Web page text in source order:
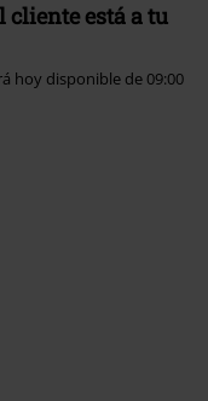
cliente está a tu
hoy disponible de 09:00